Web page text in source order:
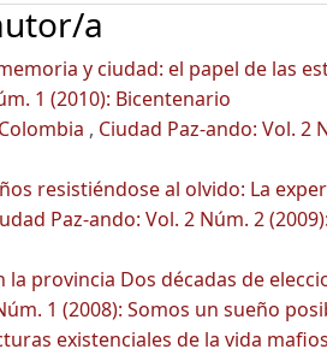
a
y ciudad: el papel de las
1 (2010): Bicentenario
, Ciudad Paz-ando: Vol. 2
resistiéndose al olvido: La
Paz-ando: Vol. 2 Núm. 2
provincia Dos décadas de
1 (2008): Somos un sueño
existenciales de la vida